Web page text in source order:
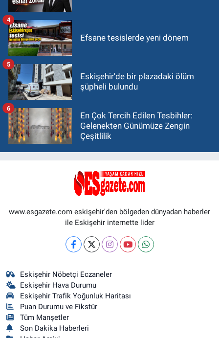
Efsane tesislerde yeni dönem
4
Eskişehir'de bir plazadaki ölüm
şüpheli bulundu
5
En Çok Tercih Edilen Tesbihler:
Gelenekten Günümüze Zengin
Çeşitlilik
6
www.esgazete.com eskişehir'den bölgeden dünyadan haberler
ile Eskişehir internette lider
Eskişehir Nöbetçi Eczaneler
Eskişehir Hava Durumu
Eskişehir Trafik Yoğunluk Haritası
Puan Durumu ve Fikstür
Tüm Manşetler
Son Dakika Haberleri